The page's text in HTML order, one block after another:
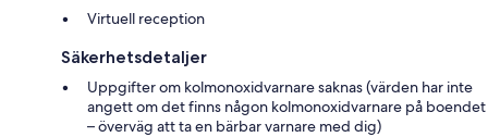
Virtuell reception
Säkerhetsdetaljer
Uppgifter om kolmonoxidvarnare saknas (värden har inte
angett om det finns någon kolmonoxidvarnare på boendet
– överväg att ta en bärbar varnare med dig)